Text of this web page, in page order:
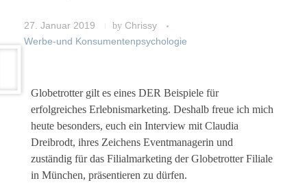
27. Januar 2019 by Chrissy
Werbe-und Konsumentenpsychologie
Globetrotter gilt es eines DER Beispiele für
erfolgreiches Erlebnismarketing. Deshalb freue ich mich
heute besonders, euch ein Interview mit Claudia
Dreibrodt, ihres Zeichens Eventmanagerin und
zuständig für das Filialmarketing der Globetrotter Filiale
in München, präsentieren zu dürfen.